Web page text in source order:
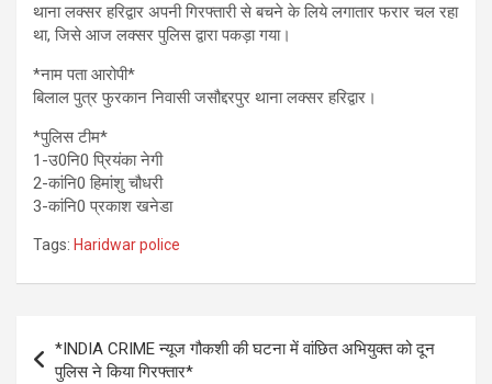
थाना लक्सर हरिद्वार अपनी गिरफ्तारी से बचने के लिये लगातार फरार चल रहा
था, जिसे आज लक्सर पुलिस द्वारा पकड़ा गया।
*नाम पता आरोपी*
बिलाल पुत्र फुरकान निवासी जसौद्दरपुर थाना लक्सर हरिद्वार।
*पुलिस टीम*
1-उ0नि0 प्रियंका नेगी
2-कांनि0 हिमांशु चौधरी
3-कांनि0 प्रकाश खनेडा
Tags: Haridwar police
navigation
*INDIA CRIME न्यूज गौकशी की घटना में वांछित अभियुक्त को दून
पुलिस ने किया गिरफ्तार*